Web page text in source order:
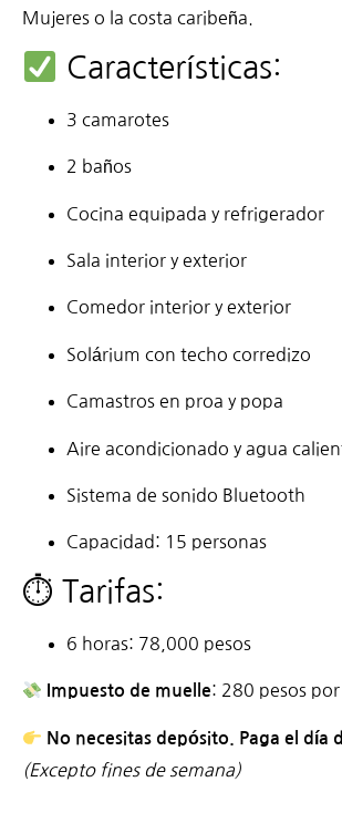
Mujeres o la costa caribeña.
Características:
3 camarotes
2 baños
Cocina equipada y refrigerador
Sala interior y exterior
Comedor interior y exterior
Solárium con techo corredizo
Camastros en proa y popa
Aire acondicionado y agua
Sistema de sonido Bluetooth
Capacidad: 15 personas
⏱ Tarifas:
6 horas: 78,000 pesos
Impuesto de muelle: 280 pesos
No necesitas depósito. Paga el día
(Excepto fines de semana)